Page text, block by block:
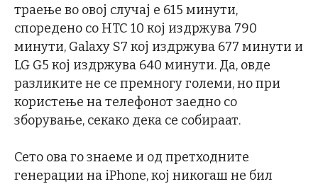
траење во овој случај е 615 минути,
споредено со HTC 10 кој издржува 790
минути, Galaxy S7 кој издржува 677 минути и
LG G5 кој издржува 640 минути. Да, овде
разликите не се премногу големи, но при
користење на телефонот заедно со
зборување, секако дека се собираат.
Сето ова го знаеме и од претходните
генерации на iPhone, кој никогаш не бил